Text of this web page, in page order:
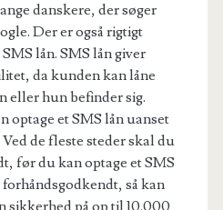
danskere, der søger
Der er også rigtigt
lån. SMS lån giver
da kunden kan låne
eller hun befinder sig.
optage et SMS lån uanset
de fleste steder skal du
før du kan optage et SMS
så kan
sikkerhed på op til 10.000